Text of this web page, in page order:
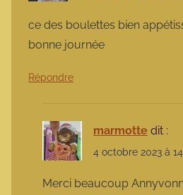
ce des boulettes bien
bonne journée
Répondre
marmotte dit :
4 octobre 2023 à
Merci beaucoup